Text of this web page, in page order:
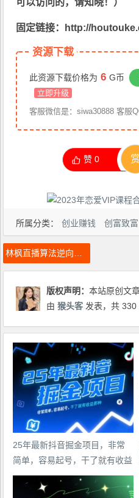
固定链接：http://
资源下载
此资源下载价格为 6 G币
立即升级
客服微信是
赞0 赏
所属分类： 创业赚钱 创富致富
版权声明：本站原创文
由猴头客 发表，共 330
25年最新抖音掘金项目，非常
简单，容易起号，干了就有收益
那种